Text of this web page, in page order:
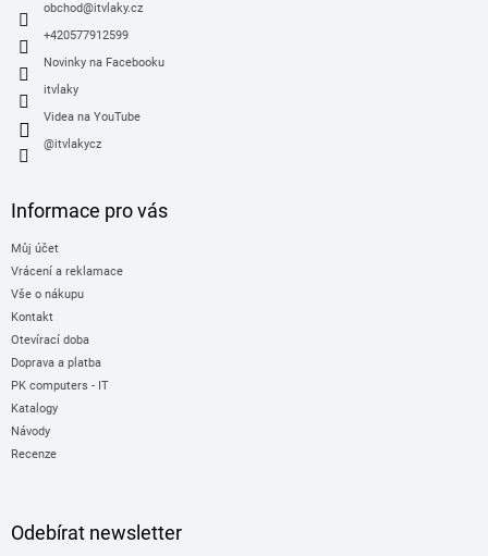
obchod@itvlaky.cz
+420577912599
Novinky na Facebooku
itvlaky
Videa na YouTube
@itvlakycz
Informace pro vás
Můj účet
Vrácení a reklamace
Vše o nákupu
Kontakt
Otevírací doba
Doprava a platba
PK computers - IT
Katalogy
Návody
Recenze
Odebírat newsletter